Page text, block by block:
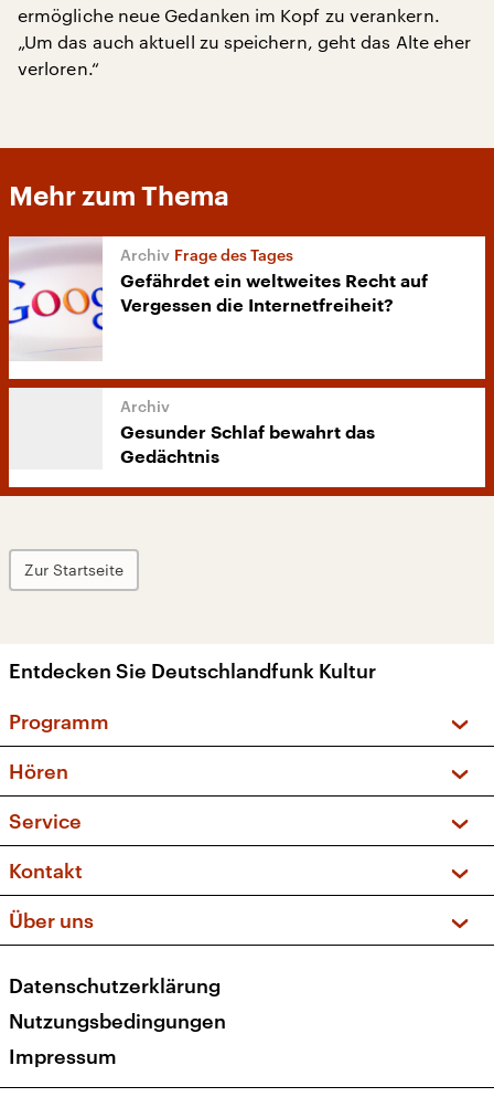
ermögliche neue Gedanken im Kopf zu verankern.
„Um das auch aktuell zu speichern, geht das Alte eher
verloren.“
Mehr zum Thema
Frage des Tages
Gefährdet ein weltweites Recht auf
Vergessen die Internetfreiheit?
Gesunder Schlaf bewahrt das
Gedächtnis
Zur Startseite
Entdecken Sie Deutschlandfunk Kultur
Programm
Sendungen und Podcasts
Musikliste
Kakadu – Das Kinderprogramm
Hören
Frequenzen (UKW + DAB+)
Service
FAQ
Apps
Newsletter
Veranstaltungen
Kontakt
Social Media
Über uns
Presse
Karriere
Transparenz
Datenschutzerklärung
Nutzungsbedingungen
Impressum